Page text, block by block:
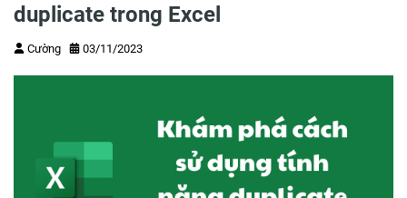
duplicate trong Excel
Cường 03/11/2023